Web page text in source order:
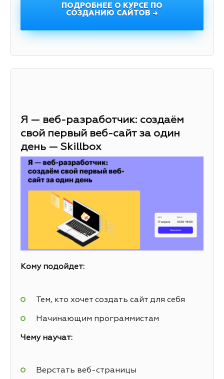
ПОДРОБНЕЕ О КУРСЕ ПО
СОЗДАНИЮ САЙТОВ →
Я — веб-разработчик: создаём
свой первый веб-сайт за один
день — Skillbox
Кому подойдет:
Тем, кто хочет создать сайт для себя
Начинающим программистам
Чему научат:
Верстать веб-страницы